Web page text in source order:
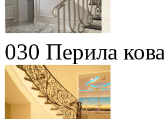
030 Перила